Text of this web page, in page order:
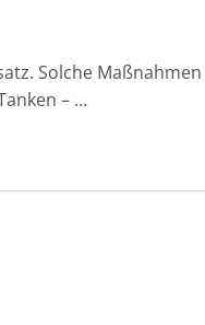
Solche Maßnahmen
– …